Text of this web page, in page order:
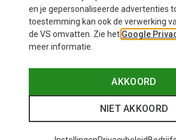
en je gepersonaliseerde advertenties
toestemming kan ook de verwerking
de VS omvatten. Zie het Google
meer informatie.
AKKOORD
NIET AKKOORD